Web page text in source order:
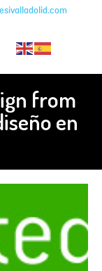
from
en